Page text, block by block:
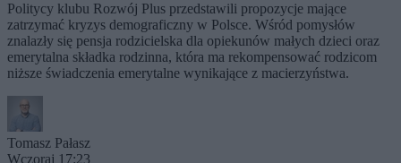
Politycy klubu Rozwój Plus przedstawili propozycje mające
zatrzymać kryzys demograficzny w Polsce. Wśród pomysłów
znalazły się pensja rodzicielska dla opiekunów małych dzieci oraz
emerytalna składka rodzinna, która ma rekompensować rodzicom
niższe świadczenia emerytalne wynikające z macierzyństwa.
Tomasz Pałasz
Wczoraj 17:23